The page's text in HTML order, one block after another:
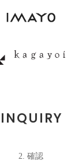
INQUIRY
確認